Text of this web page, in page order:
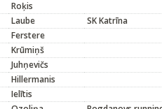
Roķis
Laube
SK Katrīna
Ferstere
Krūmiņš
Juhņevičs
Hillermanis
Ielītis